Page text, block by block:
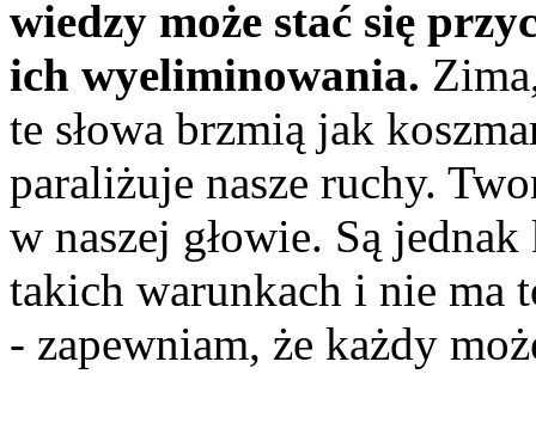
wiedzy może stać się
ich wyeliminowania.
te słowa brzmią jak
paraliżuje nasze ruchy.
w naszej głowie. Są
takich warunkach i nie ma
- zapewniam, że każdy